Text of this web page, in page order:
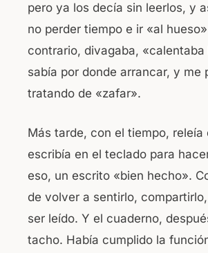
pero ya los decía sin leerlos, y
no perder tiempo e ir «al
contrario, divagaba, «calentaba
sabía por donde arrancar, y me
tratando de «zafar».
Más tarde, con el tiempo, releía
escribía en el teclado para
eso, un escrito «bien hecho».
de volver a sentirlo,
ser leído. Y el cuaderno,
tacho. Había cumplido la